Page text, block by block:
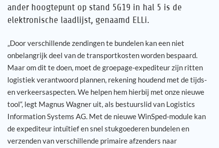
ander hoogtepunt op stand 5G19 in hal 5 is de
elektronische laadlijst, genaamd ELLi.
„Door verschillende zendingen te bundelen kan een niet
onbelangrijk deel van de transportkosten worden bespaard.
Maar om dit te doen, moet de groepage-expediteur zijn ritten
logistiek verantwoord plannen, rekening houdend met de tijds-
en verkeersaspecten. We helpen hem hierbij met onze nieuwe
tool“, legt Magnus Wagner uit, als bestuurslid van Logistics
Information Systems AG. Met de nieuwe WinSped-module kan
de expediteur intuïtief en snel stukgoederen bundelen en
verzenden van verschillende primaire afzenders naar